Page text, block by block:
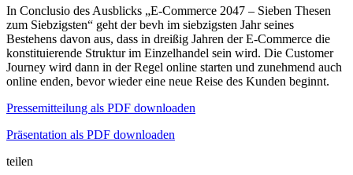
In Conclusio des Ausblicks „E-Commerce 2047 – Sieben Thesen
zum Siebzigsten“ geht der bevh im siebzigsten Jahr seines
Bestehens davon aus, dass in dreißig Jahren der E-Commerce die
konstituierende Struktur im Einzelhandel sein wird. Die Customer
Journey wird dann in der Regel online starten und zunehmend auch
online enden, bevor wieder eine neue Reise des Kunden beginnt.
Pressemitteilung als PDF downloaden
Präsentation als PDF downloaden
teilen